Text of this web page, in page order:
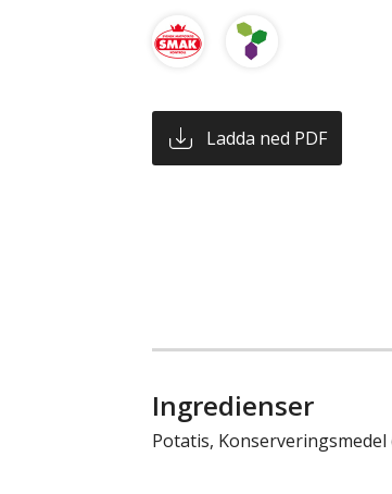
Ladda ned PDF
Ingredienser
Potatis, Konserveringsmedel